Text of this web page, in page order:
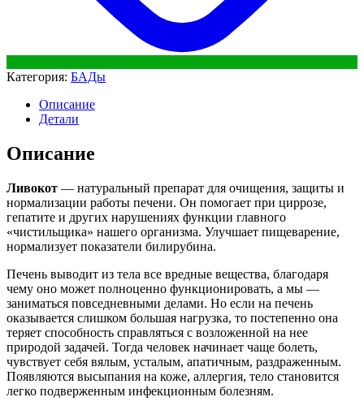
Категория: БАДы
Описание
Детали
Описание
Ливокот — натуральный препарат для очищения, защиты и
нормализации работы печени. Он помогает при циррозе,
гепатите и других нарушениях функции главного
«чистильщика» нашего организма. Улучшает пищеварение,
нормализует показатели билирубина.
Печень выводит из тела все вредные вещества, благодаря
чему оно может полноценно функционировать, а мы —
заниматься повседневными делами. Но если на печень
оказывается слишком большая нагрузка, то постепенно она
теряет способность справляться с возложенной на нее
природой задачей. Тогда человек начинает чаще болеть,
чувствует себя вялым, усталым, апатичным, раздраженным.
Появляются высыпания на коже, аллергия, тело становится
легко подверженным инфекционным болезням.